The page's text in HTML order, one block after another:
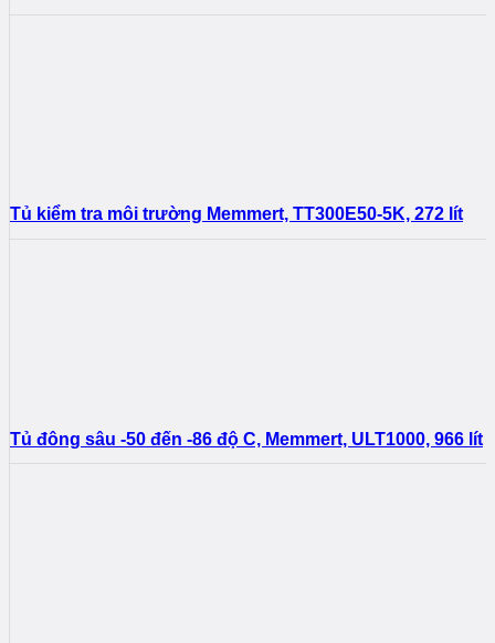
Tủ kiểm tra môi trường Memmert, TT300E50-5K, 272 lít
Tủ đông sâu -50 đến -86 độ C, Memmert, ULT1000, 966 lít